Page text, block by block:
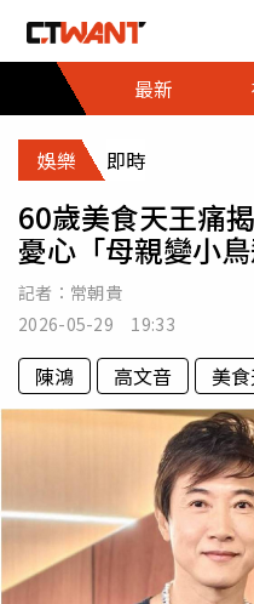
最新
娛樂 即時
60歲美食天王痛
憂心「母親變小鳥
記者： 常朝貴
2026-05-29 19:33
陳鴻 高文音 美